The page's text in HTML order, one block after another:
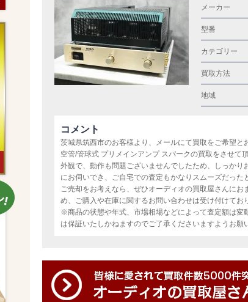
メーカー
型番
カテゴリー
買取方法
地域
コメント
茨城県筑西市のお客様より、メールにて買取をご希望
空管/管球式 プリメインアンプ スパークの買取をさせて
外観で、動作も問題ございませんでしたため、しっか
にお伺いでき、ご自宅での査定もかなりスムーズだっ
ご売却をお考えなら、ぜひオーディオの買取屋さんに
め、ご購入や在庫に関するお問い合わせは受け付けてお
※商品の状態や年式、市場相場などによって査定額は変
は保証いたしかねますのでご了承くださいますようお願